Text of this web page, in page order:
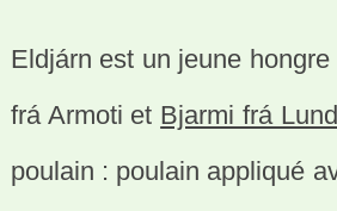
Eldjárn est un jeune
frá Armoti et Bjarmi frá
poulain : poulain appliqué